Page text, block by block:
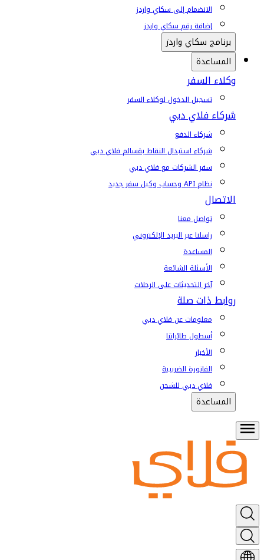
الانضمام إلى سكاي واردز
إضافة رقم سكاي واردز
برنامج سكاي واردز
المساعدة
وكلاء السفر
تسجيل الدخول لوكلاء السفر
شركاء فلاي دبي
شركاء الدفع
شركاء استبدال النقاط بقسائم فلاي دبي
سفر الشركات مع فلاي دبي
نظام API وحساب وكيل سفر جديد
الاتصال
تواصل معنا
راسلنا عبر البريد الإلكتروني
المساعدة
الأسئلة الشائعة
آخر التحديثات على الرحلات
روابط ذات صلة
معلومات عن فلاي دبي
أسطول طائراتنا
الأخبار
الفاتورة الضريبية
فلاي دبي للشحن
المساعدة